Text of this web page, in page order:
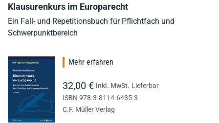
Klausurenkurs im Europarecht
Ein Fall- und Repetitionsbuch für Pflichtfach und
Schwerpunktbereich
Mehr erfahren
32,00 € inkl. MwSt. Lieferbar
ISBN 978-3-8114-6435-3
C.F. Müller Verlag